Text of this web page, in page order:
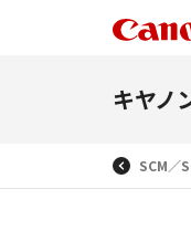
キヤノ
SCM／